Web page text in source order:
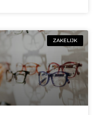
ZAKELIJK